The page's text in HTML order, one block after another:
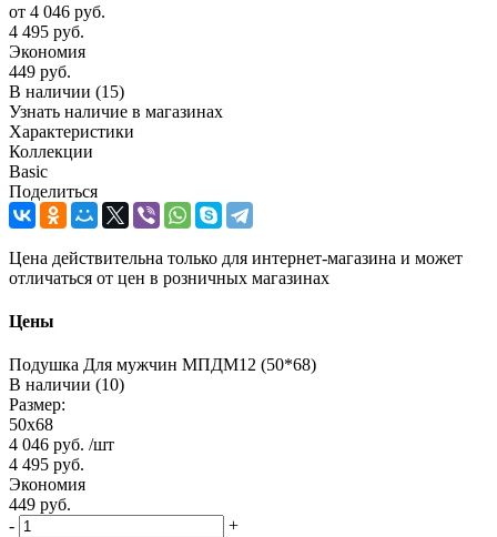
от 4 046 руб.
4 495 руб.
Экономия
449 руб.
В наличии (15)
Узнать наличие в магазинах
Характеристики
Коллекции
Basic
Поделиться
Цена действительна только для интернет-магазина и может
отличаться от цен в розничных магазинах
Цены
Подушка Для мужчин МПДМ12 (50*68)
В наличии (10)
Размер:
50х68
4 046 руб. /шт
4 495 руб.
Экономия
449 руб.
-
+